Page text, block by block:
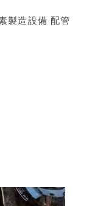
造設備 配管